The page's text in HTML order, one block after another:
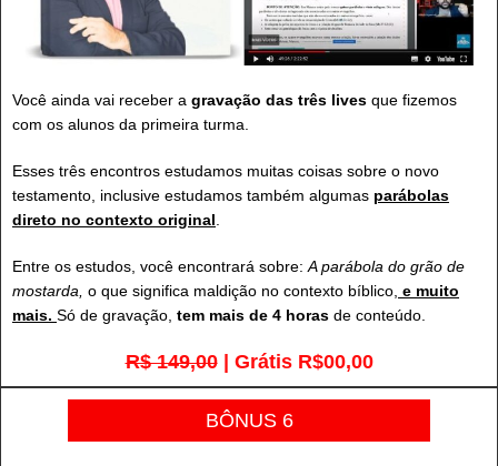
Você ainda vai receber a gravação das três lives que fizemos
com os alunos da primeira turma.
Esses três encontros estudamos muitas coisas sobre o novo
testamento, inclusive estudamos também algumas parábolas
direto no contexto original
Entre os estudos, você encontrará sobre: A parábola do grão de
mostarda, o que significa maldição no contexto bíblico, e muito
mais. Só de gravação, tem mais de 4 horas de conteúdo.
R$ 149,00| Grátis R$00,00
BÔNUS 6